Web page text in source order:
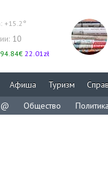
+15.2°
10
94.84€ 22.01zł
Афиша Туризм
@ Общество Политика